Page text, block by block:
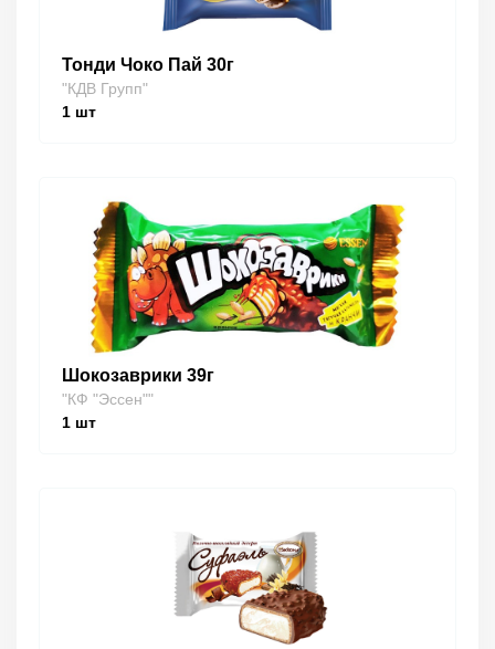
Тонди Чоко Пай 30г
"КДВ Групп"
1 шт
Шокозаврики 39г
"КФ "Эссен""
1 шт